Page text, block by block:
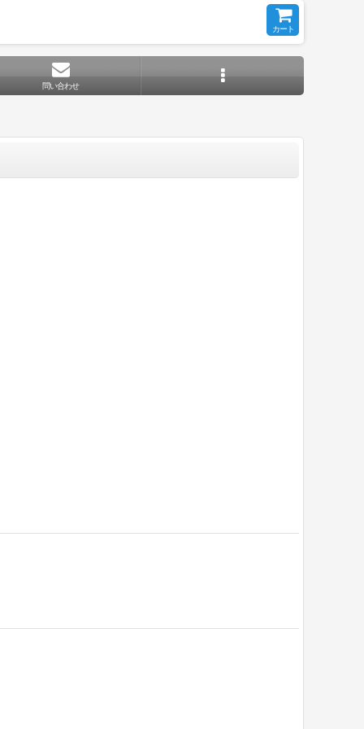
カート
問い合わせ